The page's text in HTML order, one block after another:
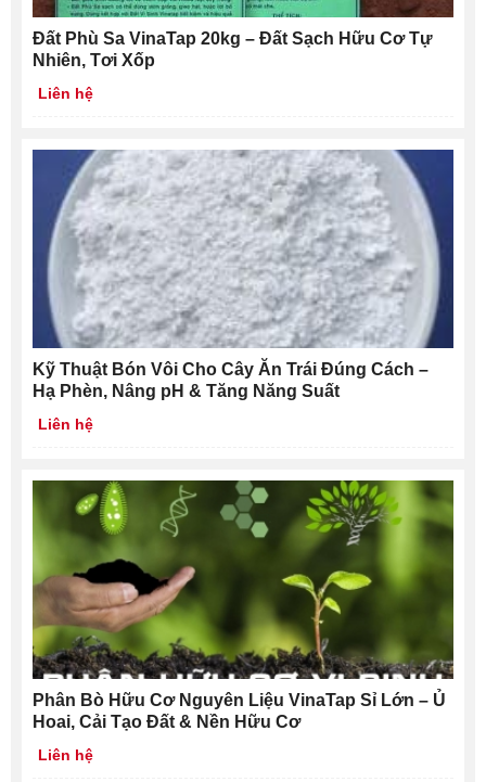
Đất Phù Sa VinaTap 20kg – Đất Sạch Hữu Cơ Tự
Nhiên, Tơi Xốp
Liên hệ
Kỹ Thuật Bón Vôi Cho Cây Ăn Trái Đúng Cách –
Hạ Phèn, Nâng pH & Tăng Năng Suất
Liên hệ
Phân Bò Hữu Cơ Nguyên Liệu VinaTap Sỉ Lớn – Ủ
Hoai, Cải Tạo Đất & Nền Hữu Cơ
Liên hệ